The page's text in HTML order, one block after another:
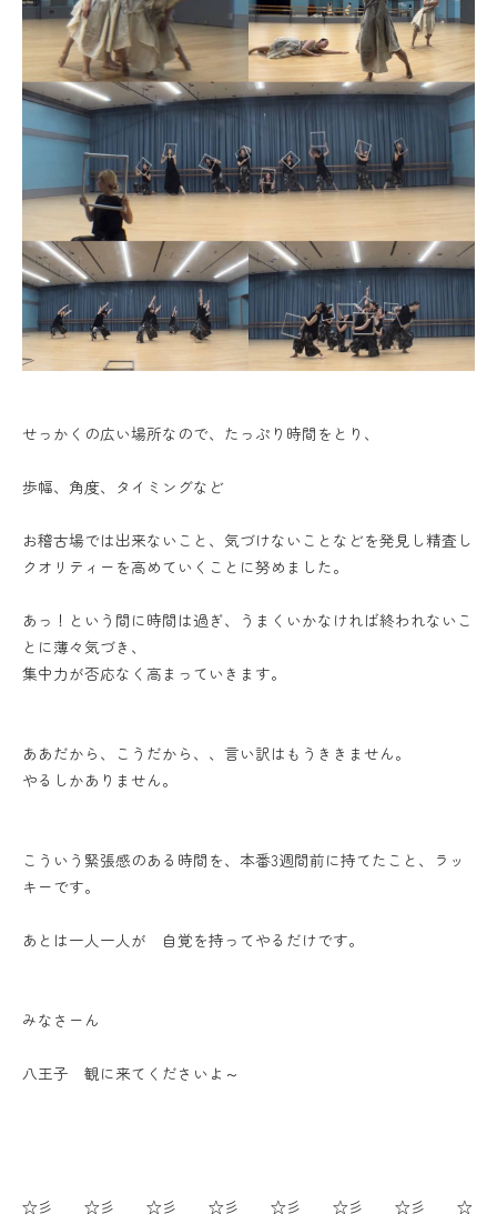
せっかくの広い場所なので、たっぷり時間をとり、
歩幅、角度、タイミングなど
お稽古場では出来ないこと、気づけないことなどを発見し精査し
クオリティーを高めていくことに努めました。
あっ！という間に時間は過ぎ、うまくいかなければ終われないこ
とに薄々気づき、
集中力が否応なく高まっていきます。
ああだから、こうだから、、言い訳はもうききません。
やるしかありません。
こういう緊張感のある時間を、本番3週間前に持てたこと、ラッ
キーです。
あとは一人一人が 自覚を持ってやるだけです。
みなさーん
八王子 観に来てくださいよ～
☆彡 ☆彡 ☆彡 ☆彡 ☆彡 ☆彡 ☆彡 ☆